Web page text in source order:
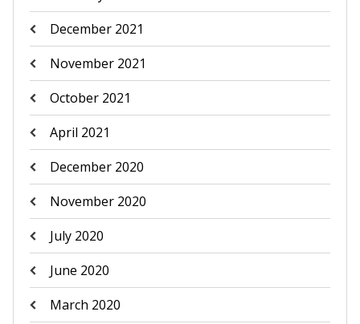
December 2021
November 2021
October 2021
April 2021
December 2020
November 2020
July 2020
June 2020
March 2020